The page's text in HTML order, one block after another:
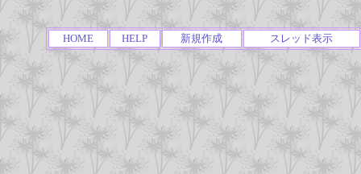
HOME HELP 新規作成 スレッド表示